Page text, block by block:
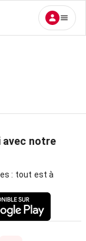
avec notre
: tout est à